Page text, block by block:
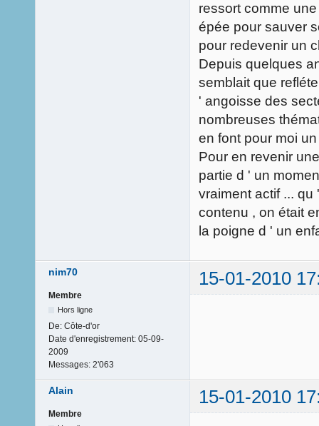
ressort comme
épée pour sauver
pour redevenir un
Depuis quelques
semblait que
' angoisse des
nombreuses
en font pour moi
Pour en revenir
partie d ' un
vraiment actif ...
contenu , on était
la poigne d ' un
nim70 15-01-2010
Membre
Hors ligne
De: Côte-d'or
Date d'enregistrement: 05-09-
2009
Messages: 2'063
Alain 15-01-2010
Membre